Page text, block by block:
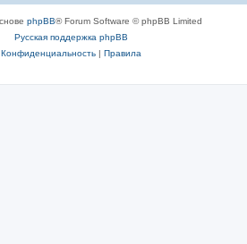
phpBB® Forum Software © phpBB Limited
Русская поддержка phpBB
Конфиденциальность| Правила